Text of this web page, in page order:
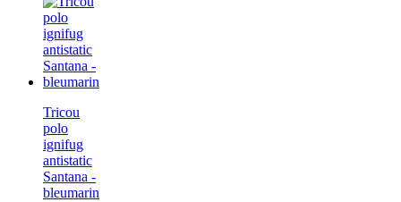
Tricou
polo
ignifug
antistatic
Santana -
bleumarin